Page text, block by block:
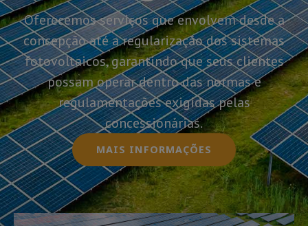
Oferecemos serviços que envolvem desde a
concepção até a regularização dos sistemas
fotovoltaicos, garantindo que seus clientes
possam operar dentro das normas e
regulamentações exigidas pelas
concessionárias.
MAIS INFORMAÇÕES